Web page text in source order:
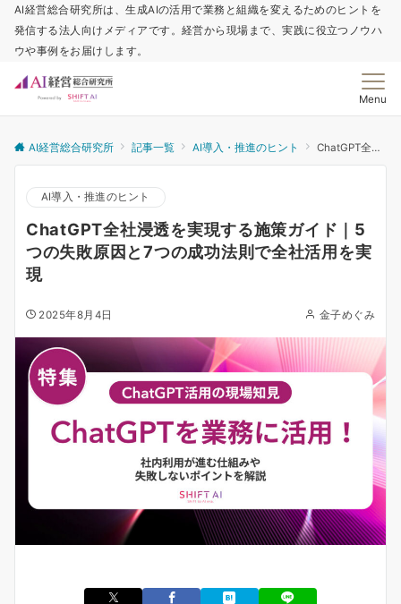
AI経営総合研究所は、生成AIの活用で業務と組織を変えるためのヒントを
発信する法人向けメディアです。経営から現場まで、実践に役立つノウハ
ウや事例をお届けします。
Menu
AI経営総合研究所 記事一覧 AI導入・推進のヒント ChatGPT全社浸透を実現する施策ガイド｜5つの失敗原因と7つの成功法則で全社活用を実現
AI導入・推進のヒント
ChatGPT全社浸透を実現する施策ガイド｜5
つの失敗原因と7つの成功法則で全社活用を実
現
2025年8月4日 金子めぐみ